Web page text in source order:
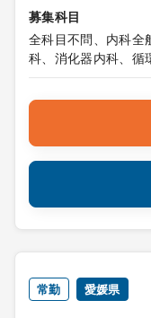
募集科目
全科目不問、内科全
科、消化器内科、循
常勤 愛媛県